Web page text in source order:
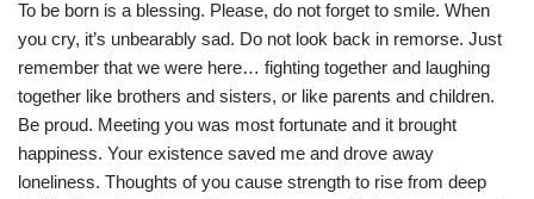
To be born is a blessing. Please, do not forget to smile. When
you cry, it’s unbearably sad. Do not look back in remorse. Just
remember that we were here… fighting together and laughing
together like brothers and sisters, or like parents and children.
Be proud. Meeting you was most fortunate and it brought
happiness. Your existence saved me and drove away
loneliness. Thoughts of you cause strength to rise from deep